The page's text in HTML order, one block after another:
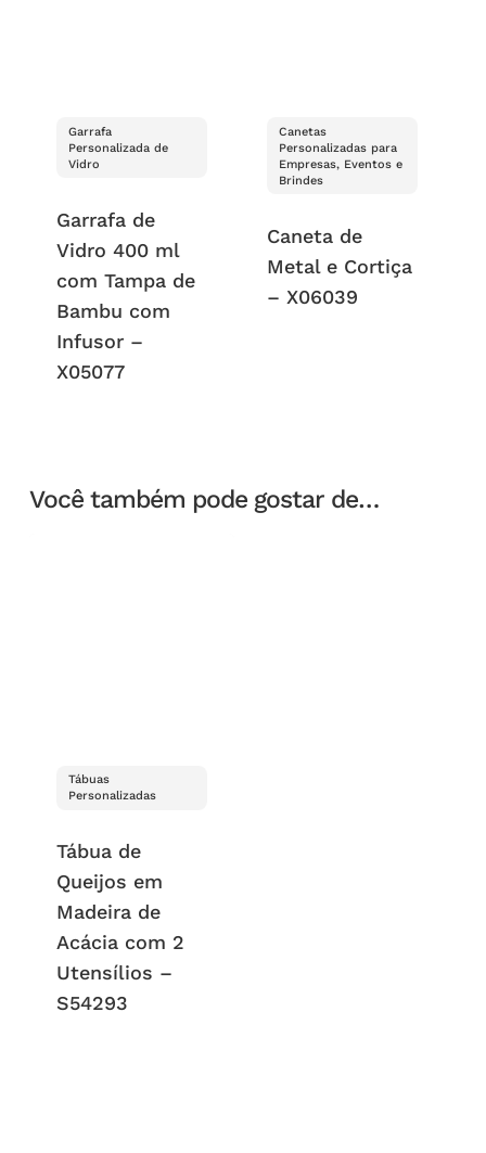
Garrafa
Personalizada de
Vidro
Garrafa de
Vidro 400 ml
com Tampa de
Bambu com
Infusor –
X05077
Canetas
Personalizadas para
Empresas, Eventos e
Brindes
Caneta de
Metal e Cortiça
– X06039
Você também pode gostar de…
Tábuas
Personalizadas
Tábua de
Queijos em
Madeira de
Acácia com 2
Utensílios –
S54293